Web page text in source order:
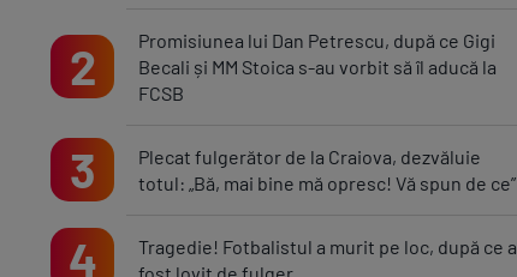
2
Promisiunea lui Dan Petrescu, după ce Gigi
Becali și MM Stoica s-au vorbit să îl aducă la
FCSB
3
Plecat fulgerător de la Craiova, dezvăluie
totul: „Bă, mai bine mă opresc! Vă spun de ce”
4
Tragedie! Fotbalistul a murit pe loc, după ce a